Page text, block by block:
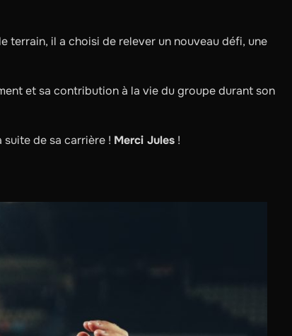
il a choisi de relever un nouveau défi, une
et sa contribution à la vie du groupe durant son
de sa carrière ! Merci Jules !